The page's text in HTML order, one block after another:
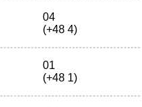
04
(+48 4)
01
(+48 1)